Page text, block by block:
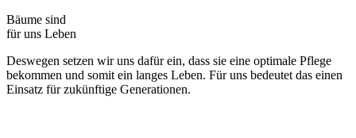
Bäume sind
für uns Leben
Deswegen setzen wir uns dafür ein, dass sie eine optimale Pflege
bekommen und somit ein langes Leben. Für uns bedeutet das einen
Einsatz für zukünftige Generationen.